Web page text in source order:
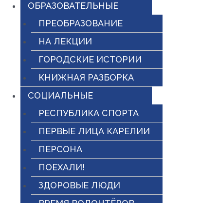
ОБРАЗОВАТЕЛЬНЫЕ
ПРЕОБРАЗОВАНИЕ
НА ЛЕКЦИИ
ГОРОДСКИЕ ИСТОРИИ
КНИЖНАЯ РАЗБОРКА
СОЦИАЛЬНЫЕ
РЕСПУБЛИКА СПОРТА
ПЕРВЫЕ ЛИЦА КАРЕЛИИ
ПЕРСОНА
ПОЕХАЛИ!
ЗДОРОВЫЕ ЛЮДИ